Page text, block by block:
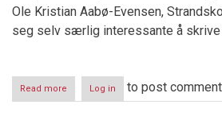
Ole Kristian Aabø-Evensen,
seg selv særlig interessante å skrive
Read more about
ØKOKRIM
Log in to post